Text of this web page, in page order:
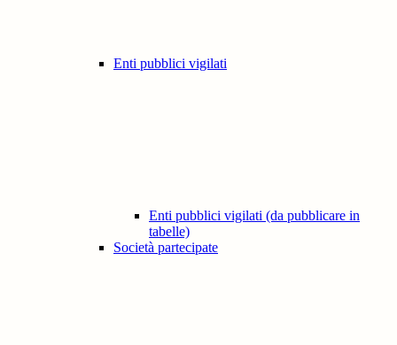
Enti pubblici vigilati
Enti pubblici vigilati (da pubblicare in
tabelle)
Società partecipate